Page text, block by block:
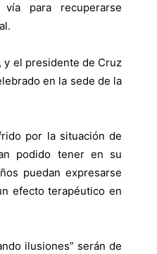
para recuperarse
y el presidente de Cruz
en la sede de la
por la situación de
podido tener en su
puedan expresarse
efecto terapéutico en
ilusiones” serán de